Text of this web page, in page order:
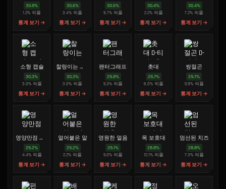
30.8%
1.2%픽률
통계 보기 →
30.6%
3.4%픽률
통계 보기 →
30.5%
9.7% 픽률
통계 보기 →
30.4%
2.2% 픽률
통계 보기 →
30.4%
7.2%픽률
통계 보기 →
소형 캡슐
30.3%
3.0% 픽률
통계 보기 →
찰랑이는 대야
30.3%
3.0%픽률
통계 보기 →
팬터그래프
29.8%
5.3% 픽률
통계 보기 →
촛대
29.7%
6.0% 픽률
통계 보기 →
쌍절곤
29.7%
5.9% 픽률
통계 보기 →
영양만점 수프
29.2%
4.4% 픽률
통계 보기 →
얼어붙은 알
29.2%
2.2%픽률
통계 보기 →
영원한 얼음
29.1%
5.0% 픽률
통계 보기 →
목 보호대
28.8%
12.1% 픽률
통계 보기 →
엄선된 치즈
28.8%
7.3% 픽률
통계 보기 →